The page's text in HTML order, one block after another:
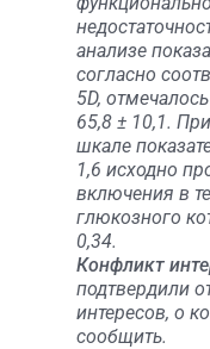
анализе
согласно
5D,
65,8 ± 10,1.
шкале
1,6 исходно
включения в
глюкозного
0,34.
Конфликт
подтвердили
интересов, о
сообщить.